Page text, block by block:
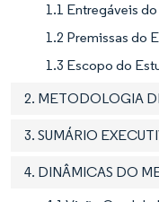
1.1 Entregáveis
1.2 Premissas do
1.3 Escopo do
2. METODOLOGIA
3. SUMÁRIO
4. DINÂMICAS DO